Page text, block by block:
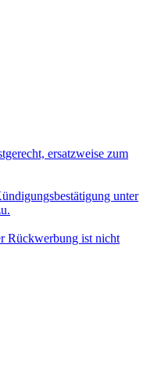
ersatzweise zum
unter
Rückwerbung ist nicht